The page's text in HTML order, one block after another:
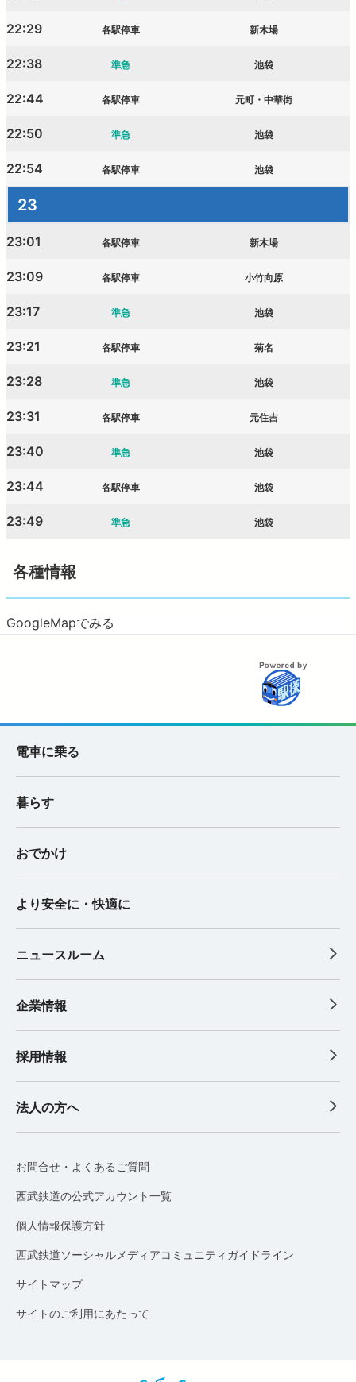
22:29 各駅停車 新木場
22:38 準急 池袋
22:44 各駅停車 元町・中華街
22:50 準急 池袋
22:54 各駅停車 池袋
23
23:01 各駅停車 新木場
23:09 各駅停車 小竹向原
23:17 準急 池袋
23:21 各駅停車 菊名
23:28 準急 池袋
23:31 各駅停車 元住吉
23:40 準急 池袋
23:44 各駅停車 池袋
23:49 準急 池袋
各種情報
GoogleMapでみる
電車に乗る
暮らす
おでかけ
より安全に・快適に
ニュースルーム
企業情報
採用情報
法人の方へ
お問合せ・よくあるご質問
西武鉄道の公式アカウント一覧
個人情報保護方針
西武鉄道ソーシャルメディアコミュニティガイドライン
サイトマップ
サイトのご利用にあたって